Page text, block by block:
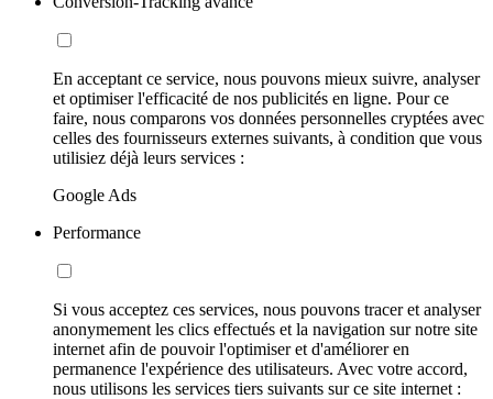
En acceptant ce service, nous pouvons mieux suivre, analyser
et optimiser l'efficacité de nos publicités en ligne. Pour ce
faire, nous comparons vos données personnelles cryptées avec
celles des fournisseurs externes suivants, à condition que vous
utilisiez déjà leurs services :
Google Ads
Performance
Si vous acceptez ces services, nous pouvons tracer et analyser
anonymement les clics effectués et la navigation sur notre site
internet afin de pouvoir l'optimiser et d'améliorer en
permanence l'expérience des utilisateurs. Avec votre accord,
nous utilisons les services tiers suivants sur ce site internet :